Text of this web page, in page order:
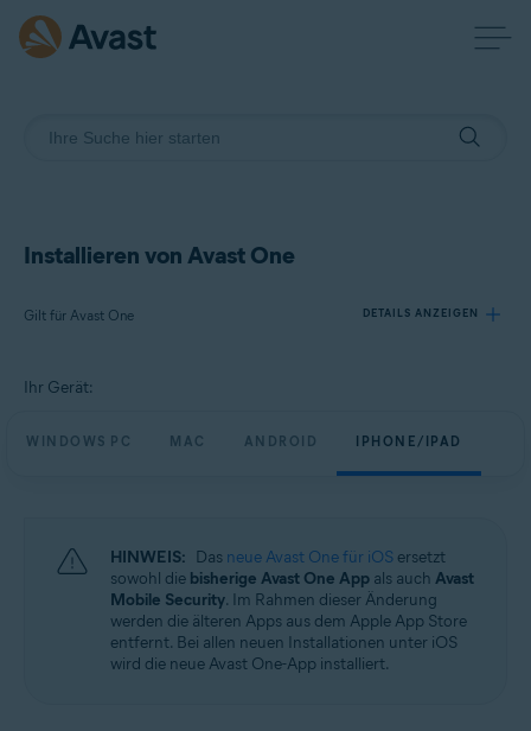
Installieren von Avast One
Gilt für Avast One DETAILS ANZEIGEN
Avast One
Ihr Gerät:
WINDOWS PC MAC ANDROID IPHONE/IPAD
HINWEIS: Das neue Avast One für iOS ersetzt
sowohl die bisherige Avast One App als auch Avast
Mobile Security. Im Rahmen dieser Änderung
werden die älteren Apps aus dem Apple App Store
entfernt. Bei allen neuen Installationen unter iOS
wird die neue Avast One-App installiert.